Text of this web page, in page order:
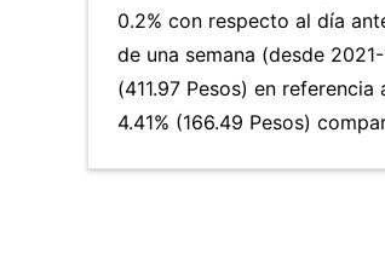
0.2% con respecto al día
de una semana (desde
(411.97 Pesos) en
4.41% (166.49 Pesos)